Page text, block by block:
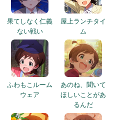
果てしなく仁義
ない戦い
屋上ランチタイ
ム
ふわもこルーム
ウェア
あのね、聞いて
ほしいことがあ
るんだ